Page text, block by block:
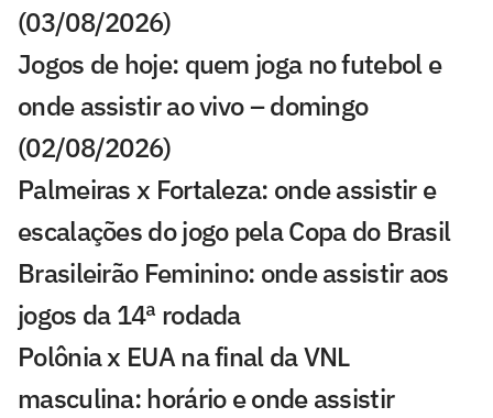
(03/08/2026)
Jogos de hoje: quem joga no futebol e
onde assistir ao vivo – domingo
(02/08/2026)
Palmeiras x Fortaleza: onde assistir e
escalações do jogo pela Copa do Brasil
Brasileirão Feminino: onde assistir aos
jogos da 14ª rodada
Polônia x EUA na final da VNL
masculina: horário e onde assistir